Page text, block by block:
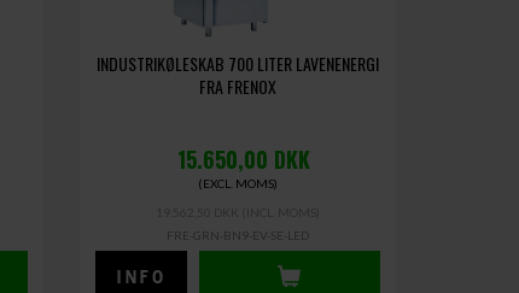
INDUSTRIKØLESKAB 700 LITER LAVENENERGI
FRA FRENOX
15.650,00 DKK
(EXCL. MOMS)
FRE-GRN-BN9-EV-SE-LED